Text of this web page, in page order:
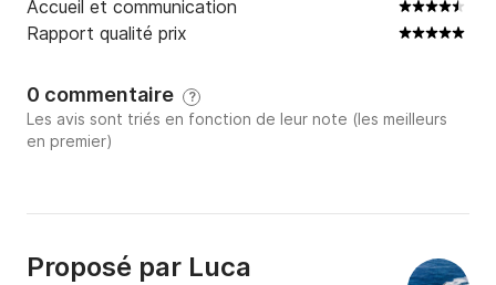
Accueil et communication
Rapport qualité prix
0 commentaire ?
Les avis sont triés en fonction de leur note (les meilleurs
en premier)
Proposé par Luca